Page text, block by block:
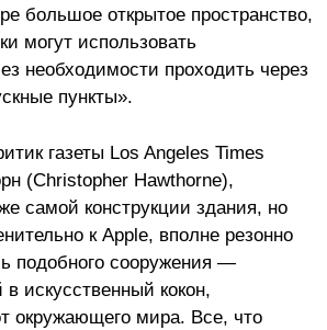
большое открытое пространство,
могут использовать
необходимости проходить через
пункты».
газеты Los Angeles Times
(Christopher Hawthorne),
самой конструкции здания, но
к Apple, вполне резонно
подобного сооружения —
искусственный кокон,
окружающего мира. Все, что